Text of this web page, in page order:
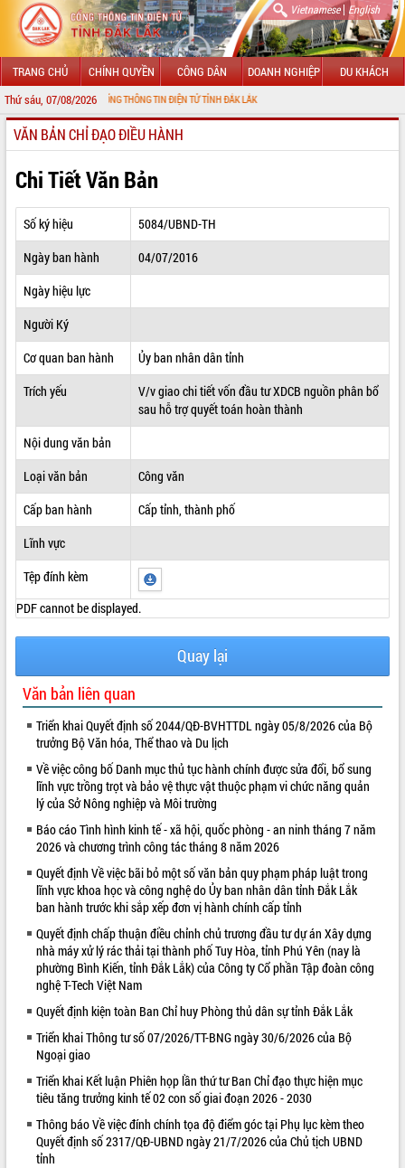
Vietnamese| English
TRANG CHỦ CHÍNH QUYỀN CÔNG DÂN DOANH NGHIỆP DU KHÁCH
Thứ sáu, 07/08/2026
ĐẾN VỚI CỔNG THÔNG TIN ĐIỆN TỬ TỈNH ĐẮK LẮK
GIỚI THIỆU
LÃNH ĐẠO UBND TỈNH
TIN TỨC SỰ KIỆN
SỞ, BAN, NGÀNH
THÔNG TIN CHỈ ĐẠO ĐIỀU HÀNH
HỆ THỐNG VĂN BẢN
VĂN BẢN HĐND TỈNH
ĐIỂM TIN VĂN BẢN
VIDEO
Loading the player...
Khám bệnh, cấp phát thuốc miễn phí
và tặng quà người dân xã Cư Pui
Hội nghị UBND tỉnh Đắk Lắk thường kỳ
tháng 7/2026
Lễ truy tặng danh hiệu “Bà Mẹ Việt
Nam Anh hùng” và trao Huân chương
Lao động
UBND tỉnh Đắk Lắk triển khai nhiệm
vụ 6 tháng cuối năm 2026
Kỳ họp thứ Hai, Hội đồng nhân dân
tỉnh khóa XI quyết nghị nhiều nội dung
Bí thư Tỉnh ủy Lương Nguyễn Minh
Triết thăm, tặng quà người có công với
ALBUM ẢNH
VĂN BẢN CHỈ ĐẠO ĐIỀU HÀNH
Chi Tiết Văn Bản
Số ký hiệu
5084/UBND-TH
Ngày ban hành
04/07/2016
Ngày hiệu lực
Người Ký
Cơ quan ban hành
Ủy ban nhân dân tỉnh
Trích yếu
V/v giao chi tiết vốn đầu tư XDCB nguồn phân bổ
sau hỗ trợ quyết toán hoàn thành
Nội dung văn bản
Loại văn bản
Công văn
Cấp ban hành
Cấp tỉnh, thành phố
Lĩnh vực
Tệp đính kèm
PDF cannot be displayed.
Quay lại
Văn bản liên quan
Triển khai Quyết định số 2044/QĐ-BVHTTDL ngày 05/8/2026 của Bộ
trưởng Bộ Văn hóa, Thể thao và Du lịch
Về việc công bố Danh mục thủ tục hành chính được sửa đổi, bổ sung
lĩnh vực trồng trọt và bảo vệ thực vật thuộc phạm vi chức năng quản
lý của Sở Nông nghiệp và Môi trường
Báo cáo Tình hình kinh tế - xã hội, quốc phòng - an ninh tháng 7 năm
2026 và chương trình công tác tháng 8 năm 2026
Quyết định Về việc bãi bỏ một số văn bản quy phạm pháp luật trong
lĩnh vực khoa học và công nghệ do Ủy ban nhân dân tỉnh Đắk Lắk
ban hành trước khi sắp xếp đơn vị hành chính cấp tỉnh
Quyết định chấp thuận điều chỉnh chủ trương đầu tư dự án Xây dựng
nhà máy xử lý rác thải tại thành phố Tuy Hòa, tỉnh Phú Yên (nay là
phường Bình Kiến, tỉnh Đắk Lắk) của Công ty Cổ phần Tập đoàn công
nghệ T-Tech Việt Nam
Quyết định kiện toàn Ban Chỉ huy Phòng thủ dân sự tỉnh Đắk Lắk
Triển khai Thông tư số 07/2026/TT-BNG ngày 30/6/2026 của Bộ
Ngoại giao
Triển khai Kết luận Phiên họp lần thứ tư Ban Chỉ đạo thực hiện mục
tiêu tăng trưởng kinh tế 02 con số giai đoạn 2026 - 2030
Thông báo Về việc đính chính tọa độ điểm góc tại Phụ lục kèm theo
Quyết định số 2317/QĐ-UBND ngày 21/7/2026 của Chủ tịch UBND
tỉnh